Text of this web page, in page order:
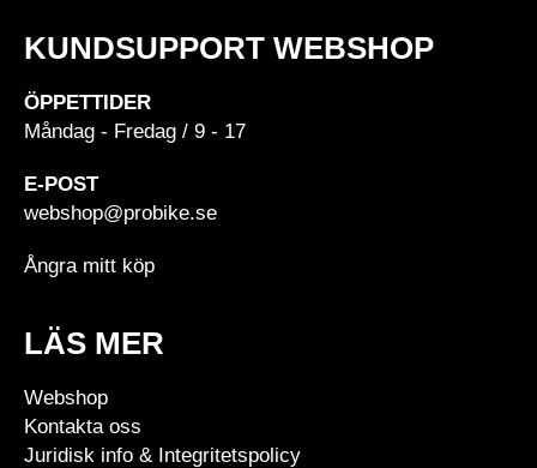
KUNDSUPPORT WEBSHOP
ÖPPETTIDER
Måndag - Fredag / 9 - 17
E-POST
webshop@probike.se
Ångra mitt köp
LÄS MER
Webshop
Kontakta oss
Juridisk info & Integritetspolicy